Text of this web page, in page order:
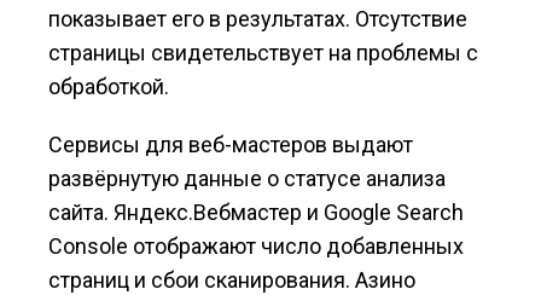
показывает его в результатах. Отсутствие
страницы свидетельствует на проблемы с
обработкой.
Сервисы для веб-мастеров выдают
развёрнутую данные о статусе анализа
сайта. Яндекс.Вебмастер и Google Search
Console отображают число добавленных
страниц и сбои сканирования. Азино